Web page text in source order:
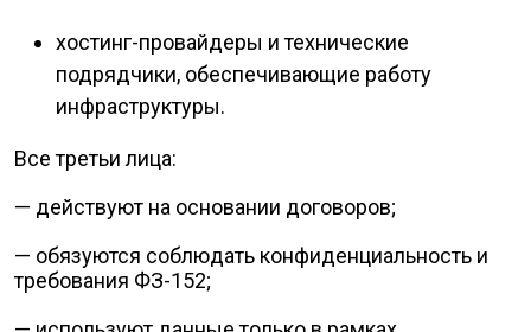
хостинг-провайдеры и технические
подрядчики, обеспечивающие работу
инфраструктуры.
Все третьи лица:
— действуют на основании договоров;
— обязуются соблюдать конфиденциальность и
требования ФЗ-152;